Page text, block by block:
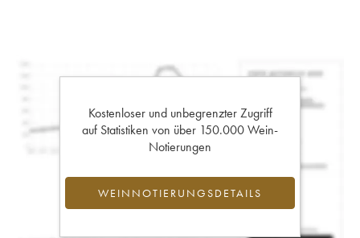
Kostenloser und unbegrenzter Zugriff
auf Statistiken von über 150.000 Wein-
Notierungen
WEINNOTIERUNGSDETAILS